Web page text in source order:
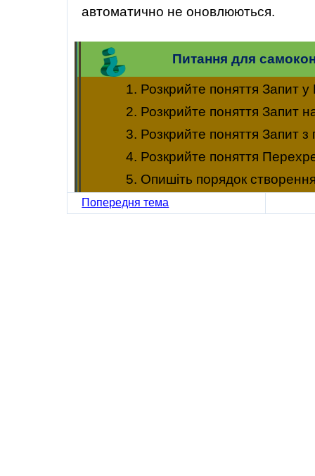
автоматично не оновлюються.
Питання для
1. Розкрийте поняття Запит
2. Розкрийте поняття Запит
3. Розкрийте поняття Запит
4. Розкрийте поняття
5. Опишіть порядок
Попередня тема